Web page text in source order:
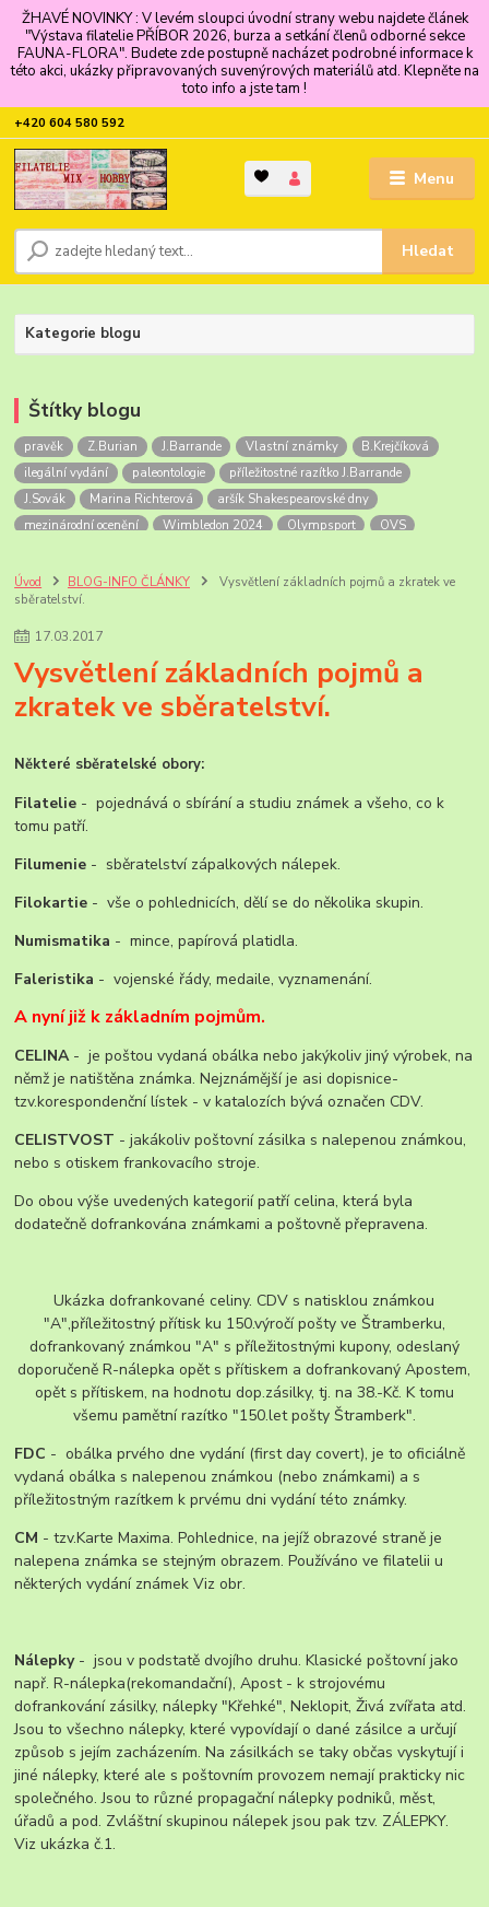
ŽHAVÉ NOVINKY : V levém sloupci úvodní strany webu najdete článek
"Výstava filatelie PŘÍBOR 2026, burza a setkání členů odborné sekce
FAUNA-FLORA". Budete zde postupně nacházet podrobné informace k
této akci, ukázky připravovaných suvenýrových materiálů atd. Klepněte na
toto info a jste tam !
Menu
Hledat
+420 604 580 592
Kategorie blogu
Štítky blogu
pravěk Z.Burian J.Barrande Vlastní známky
B.Krejčíková
ilegální vydání
paleontologie
příležitostné razítko J.Barrande
J.Sovák
Marina Richterová
aršík Shakespearovské dny
mezinárodní ocenění
Wimbledon 2024 Olympsport
OVS
non-stop let Mexiko-NY
Soutěžní exponát úvodní list
FilaPoint
Prodejny ČP
výročí pošt
anglické korunovace
Georg VI
Sri Lanka PL známek
historie
známky ceylonu a Sri Lanky
mezinárodní dny zvířat
Ankety ČP
Jan Sovák paleoart
Úvod BLOG-INFO ČLÁNKY
Vysvětlení základních pojmů a zkratek ve
sběratelství.
17.03.2017
Vysvětlení základních pojmů a
zkratek ve sběratelství.
Některé sběratelské obory:
Filatelie - pojednává o sbírání a studiu známek a všeho, co k
tomu patří.
Filumenie - sběratelství zápalkových nálepek.
Filokartie - vše o pohlednicích, dělí se do několika skupin.
Numismatika - mince, papírová platidla.
Faleristika - vojenské řády, medaile, vyznamenání.
A nyní již k základním pojmům.
CELINA - je poštou vydaná obálka nebo jakýkoliv jiný výrobek, na
němž je natištěna známka. Nejznámější je asi dopisnice-
tzv.korespondenční lístek - v katalozích bývá označen CDV.
CELISTVOST - jakákoliv poštovní zásilka s nalepenou známkou,
nebo s otiskem frankovacího stroje.
Do obou výše uvedených kategorií patří celina, která byla
dodatečně dofrankována známkami a poštovně přepravena.
Ukázka dofrankované celiny. CDV s natisklou známkou
"A",příležitostný přítisk ku 150.výročí pošty ve Štramberku,
dofrankovaný známkou "A" s příležitostnými kupony, odeslaný
doporučeně R-nálepka opět s přítiskem a dofrankovaný Apostem,
opět s přítiskem, na hodnotu dop.zásilky, tj. na 38.-Kč. K tomu
všemu pamětní razítko "150.let pošty Štramberk".
FDC - obálka prvého dne vydání (first day covert), je to oficiálně
vydaná obálka s nalepenou známkou (nebo známkami) a s
příležitostným razítkem k prvému dni vydání této známky.
CM - tzv.Karte Maxima. Pohlednice, na jejíž obrazové straně je
nalepena známka se stejným obrazem. Používáno ve filatelii u
některých vydání známek Viz obr.
Nálepky - jsou v podstatě dvojího druhu. Klasické poštovní jako
např. R-nálepka(rekomandační), Apost - k strojovému
dofrankování zásilky, nálepky "Křehké", Neklopit, Živá zvířata atd.
Jsou to všechno nálepky, které vypovídají o dané zásilce a určují
způsob s jejím zacházením. Na zásilkách se taky občas vyskytují i
jiné nálepky, které ale s poštovním provozem nemají prakticky nic
společného. Jsou to různé propagační nálepky podniků, měst,
úřadů a pod. Zvláštní skupinou nálepek jsou pak tzv. ZÁLEPKY.
Viz ukázka č.1.